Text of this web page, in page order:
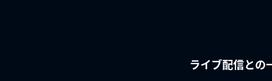
ライブ配信との